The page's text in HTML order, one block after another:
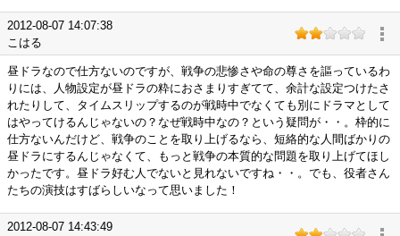
2012-08-07 14:07:38
こはる
昼ドラなので仕方ないのですが、戦争の悲惨さや命の尊さを謳っているわ
りには、人物設定が昼ドラの粋におさまりすぎてて、余計な設定つけたさ
れたりして、タイムスリップするのが戦時中でなくても別にドラマとして
はやってけるんじゃないの？なぜ戦時中なの？という疑問が・・。枠的に
仕方ないんだけど、戦争のことを取り上げるなら、短絡的な人間ばかりの
昼ドラにするんじゃなくて、もっと戦争の本質的な問題を取り上げてほし
かったです。昼ドラ好む人でないと見れないですね・・。でも、役者さん
たちの演技はすばらしいなって思いました！
2012-08-07 14:43:49